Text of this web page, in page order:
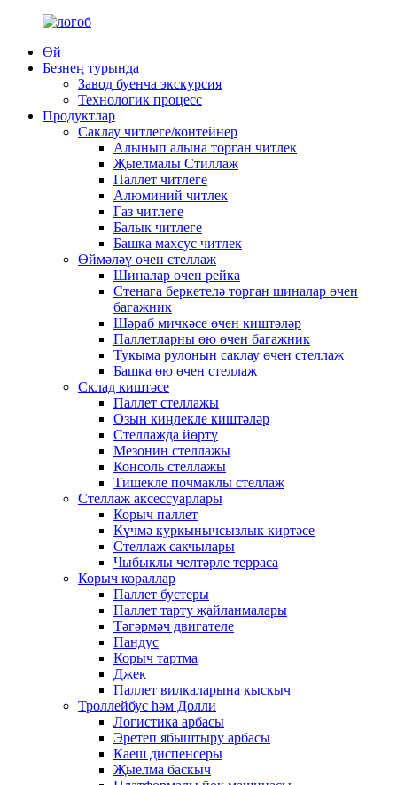
Өй
Безнең турында
Завод буенча экскурсия
Технологик процесс
Продуктлар
Саклау читлеге/контейнер
Алынып алына торган читлек
Җыелмалы Стиллаж
Паллет читлеге
Алюминий читлек
Газ читлеге
Балык читлеге
Башка махсус читлек
Өймәләү өчен стеллаж
Шиналар өчен рейка
Стенага беркетелә торган шиналар өчен
багажник
Шәраб мичкәсе өчен киштәләр
Паллетларны өю өчен багажник
Тукыма рулонын саклау өчен стеллаж
Башка өю өчен стеллаж
Склад киштәсе
Паллет стеллажы
Озын киңлекле киштәләр
Стеллажда йөртү
Мезонин стеллажы
Консоль стеллажы
Тишекле почмаклы стеллаж
Стеллаж аксессуарлары
Корыч паллет
Күчмә куркынычсызлык киртәсе
Стеллаж сакчылары
Чыбыклы челтәрле терраса
Корыч кораллар
Паллет бустеры
Паллет тарту җайланмалары
Тәгәрмәч двигателе
Пандус
Корыч тартма
Джек
Паллет вилкаларына кыскыч
Троллейбус һәм Долли
Логистика арбасы
Эретеп ябыштыру арбасы
Каеш диспенсеры
Җыелма баскыч